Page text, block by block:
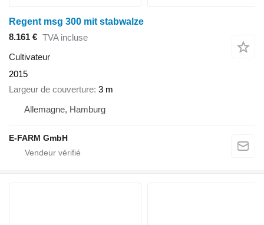
Regent msg 300 mit stabwalze
8.161 € TVA incluse
Cultivateur
2015
Largeur de couverture 3 m
Allemagne, Hamburg
E-FARM GmbH